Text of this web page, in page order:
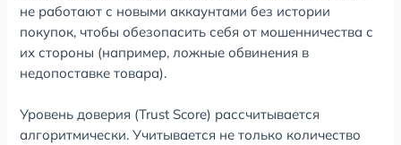
не работают с новыми аккаунтами без истории
покупок, чтобы обезопасить себя от мошенничества с
их стороны (например, ложные обвинения в
недопоставке товара).
Уровень доверия (Trust Score) рассчитывается
алгоритмически. Учитывается не только количество